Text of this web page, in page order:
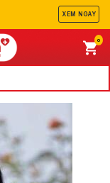
XEM NGAY
0